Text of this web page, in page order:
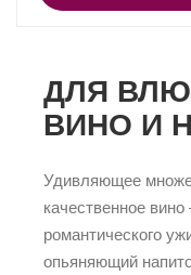
ДЛЯ
ВИНО И
Удивляющее
качественное
романтического
опьяняющий